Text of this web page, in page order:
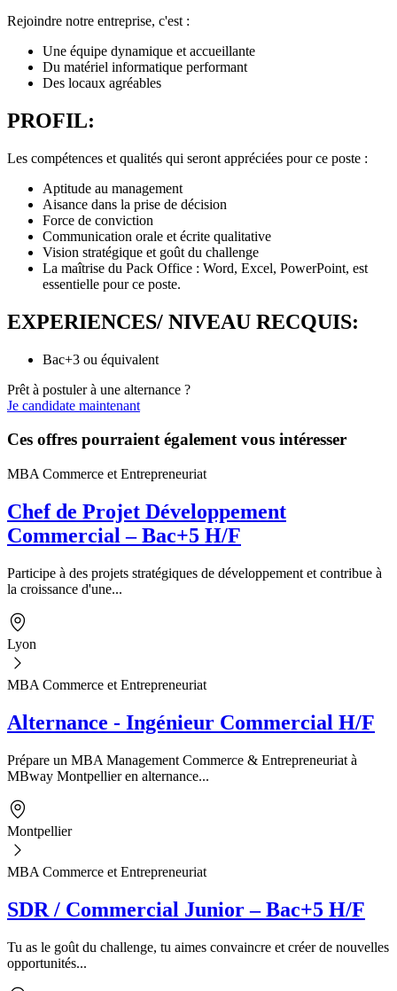
Rejoindre notre entreprise, c'est :
Une équipe dynamique et accueillante
Du matériel informatique performant
Des locaux agréables
PROFIL:
Les compétences et qualités qui seront appréciées pour ce poste :
Aptitude au management
Aisance dans la prise de décision
Force de conviction
Communication orale et écrite qualitative
Vision stratégique et goût du challenge
La maîtrise du Pack Office : Word, Excel, PowerPoint, est
essentielle pour ce poste.
EXPERIENCES/ NIVEAU RECQUIS:
Bac+3 ou équivalent
Prêt à postuler à une alternance ?
Je candidate maintenant
Ces offres pourraient également vous intéresser
MBA Commerce et Entrepreneuriat
Chef de Projet Développement
Commercial – Bac+5 H/F
Participe à des projets stratégiques de développement et contribue à
la croissance d'une...
Lyon
MBA Commerce et Entrepreneuriat
Alternance - Ingénieur Commercial H/F
Prépare un MBA Management Commerce & Entrepreneuriat à
MBway Montpellier en alternance...
Montpellier
MBA Commerce et Entrepreneuriat
SDR / Commercial Junior – Bac+5 H/F
Tu as le goût du challenge, tu aimes convaincre et créer de nouvelles
opportunités...